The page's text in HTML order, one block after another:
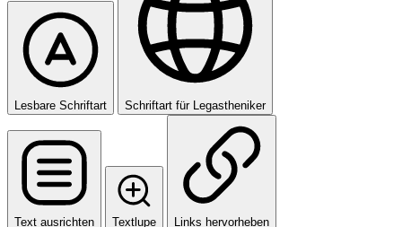
Lesbare Schriftart Schriftart für Legastheniker
Text ausrichten Textlupe Links hervorheben